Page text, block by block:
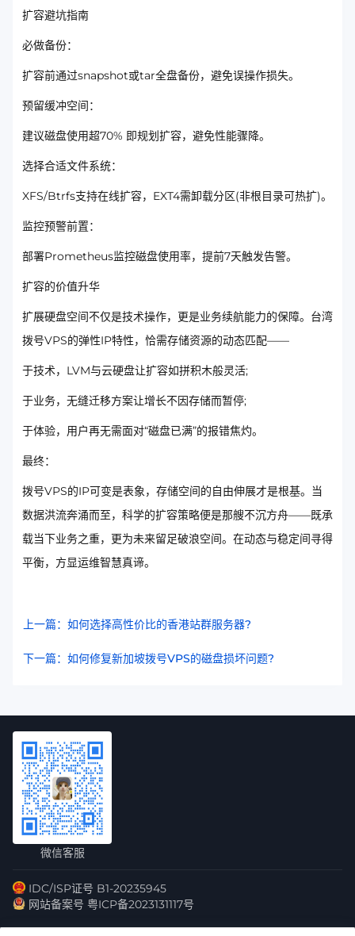
扩容避坑指南
必做备份：
扩容前通过snapshot或tar全盘备份，避免误操作损失。
预留缓冲空间：
建议磁盘使用超70% 即规划扩容，避免性能骤降。
选择合适文件系统：
XFS/Btrfs支持在线扩容，EXT4需卸载分区(非根目录可热扩)。
监控预警前置：
部署Prometheus监控磁盘使用率，提前7天触发告警。
扩容的价值升华
扩展硬盘空间不仅是技术操作，更是业务续航能力的保障。台湾
拨号VPS的弹性IP特性，恰需存储资源的动态匹配——
于技术，LVM与云硬盘让扩容如拼积木般灵活;
于业务，无缝迁移方案让增长不因存储而暂停;
于体验，用户再无需面对“磁盘已满”的报错焦灼。
最终：
拨号VPS的IP可变是表象，存储空间的自由伸展才是根基。当
数据洪流奔涌而至，科学的扩容策略便是那艘不沉方舟——既承
载当下业务之重，更为未来留足破浪空间。在动态与稳定间寻得
平衡，方显运维智慧真谛。
上一篇：如何选择高性价比的香港站群服务器?
下一篇：如何修复新加坡拨号VPS的磁盘损坏问题?
微信客服
IDC/ISP证号 B1-20235945
网站备案号 粤ICP备2023131117号